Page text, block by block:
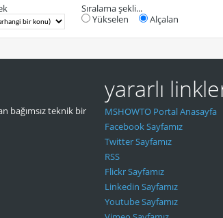
Sıralama şekli...
Yükselen
Alçalan
bağımsız teknik bir
yararlı
MSHOWTO Portal Anasayfa
Facebook Sayfamız
Twitter Sayfamız
RSS
Flickr Sayfamız
Linkedin Sayfamız
Youtube Sayfamız